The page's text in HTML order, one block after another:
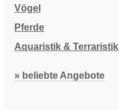
Vögel
Pferde
Aquaristik & Terraristik
» beliebte Angebote